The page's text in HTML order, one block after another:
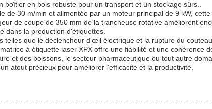
boîtier en bois robuste pour un transport et un stockage sûrs..
de 30 m/min et alimentée par un moteur principal de 9 kW,
de coupe de 350 mm de la trancheuse rotative améliorent
dans la production d'étiquettes.
telles que le déclencheur d'œil électrique et la rupture du
à étiquette laser XPX offre une fiabilité et une cohérence
et des boissons, le secteur pharmaceutique ou tout autre
atout précieux pour améliorer l'efficacité et la productivité.